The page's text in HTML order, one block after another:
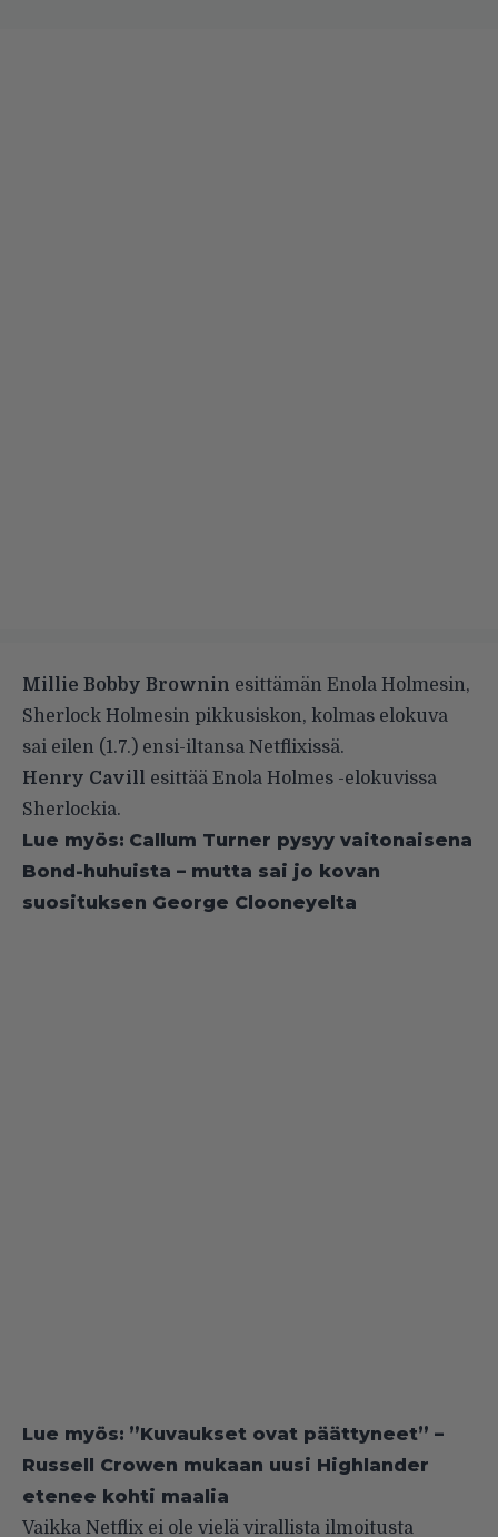
Millie Bobby Brownin esittämän Enola Holmesin,
Sherlock Holmesin pikkusiskon, kolmas elokuva
sai eilen (1.7.) ensi-iltansa Netflixissä.
Henry Cavill esittää Enola Holmes -elokuvissa
Sherlockia.
Lue myös: Callum Turner pysyy vaitonaisena
Bond-huhuista – mutta sai jo kovan
suosituksen George Clooneyelta
Lue myös: ”Kuvaukset ovat päättyneet” –
Russell Crowen mukaan uusi Highlander
etenee kohti maalia
Vaikka Netflix ei ole vielä virallista ilmoitusta